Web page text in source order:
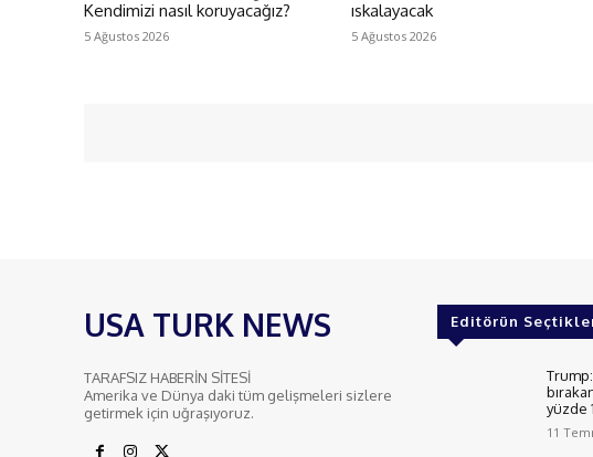
Kendimizi nasıl koruyacağız?
5 Ağustos 2026
ıskalayacak
5 Ağustos 2026
USA TURK NEWS
TARAFSIZ HABERİN SİTESİ
Amerika ve Dünya daki tüm gelişmeleri sizlere
getirmek için uğraşıyoruz.
Editörün
yüzde
11